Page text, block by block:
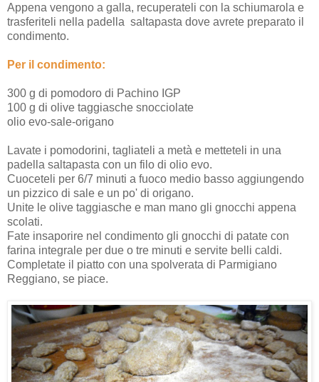
Appena vengono a galla, recuperateli con la schiumarola e
trasferiteli nella padella saltapasta dove avrete preparato il
condimento.
Per il condimento:
300 g di pomodoro di Pachino IGP
100 g di olive taggiasche snocciolate
olio evo-sale-origano
Lavate i pomodorini, tagliateli a metà e metteteli in una
padella saltapasta con un filo di olio evo.
Cuoceteli per 6/7 minuti a fuoco medio basso aggiungendo
un pizzico di sale e un po' di origano.
Unite le olive taggiasche e man mano gli gnocchi appena
scolati.
Fate insaporire nel condimento gli gnocchi di patate con
farina integrale per due o tre minuti e servite belli caldi.
Completate il piatto con una spolverata di Parmigiano
Reggiano, se piace.